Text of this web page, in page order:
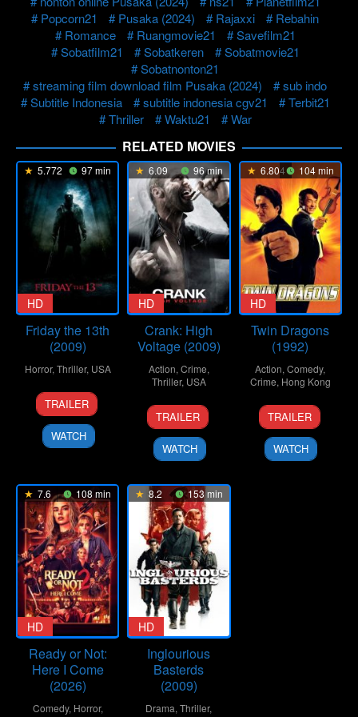
Popcorn21
Pusaka (2024) Rajaxxi
Rebahin
Romance
Ruangmovie21
Savefilm21
Sobatfilm21
Sobatkeren
Sobatmovie21
Sobatnonton21
streaming film download film Pusaka (2024)
sub indo
Subtitle Indonesia
subtitle indonesia cgv21
Terbit21
Thriller
Waktu21 War
RELATED MOVIES
5.772 97 min
HD
Friday the 13th
(2009)
Horror, Thriller, USA
11
Feb
2009
Marcus
Nispel
TRAILER
WATCH
6.09 96 min
HD
Crank: High
Voltage (2009)
Action, Crime,
Thriller, USA
16
Apr
2009
Mark
Neveldine
TRAILER
WATCH
6.804 104 min
HD
Twin Dragons
(1992)
Action,Comedy,
Crime, Hong Kong
15
Jan
1992
Ringo
Lam
Ling-
Tung
TRAILER
WATCH
7.6 108 min
HD
Ready or Not:
Here I Come
(2026)
Comedy, Horror,
8.2 153 min
HD
Inglourious
Basterds
(2009)
Drama,Thriller,